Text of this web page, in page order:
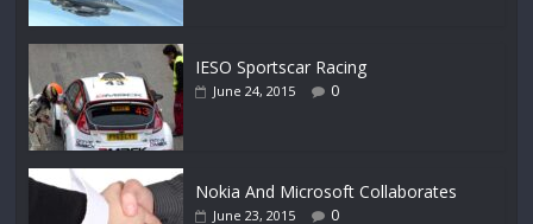
IESO Sportscar Racing
June 24, 2015 0
Nokia And Microsoft Collaborates
June 23, 2015 0